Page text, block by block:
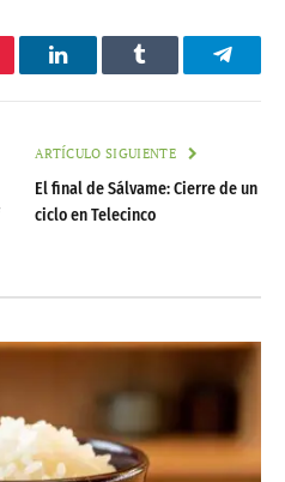
LinkedInTumblr
ARTÍCULO SIGUIENTE
El final de Sálvame: Cierre de un
ciclo en Telecinco